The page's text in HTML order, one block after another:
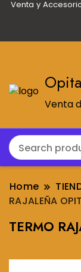
Venta y
Venta
Home
RAJALEÑA
TERMO